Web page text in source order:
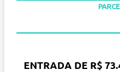
ENTRADA DE R$